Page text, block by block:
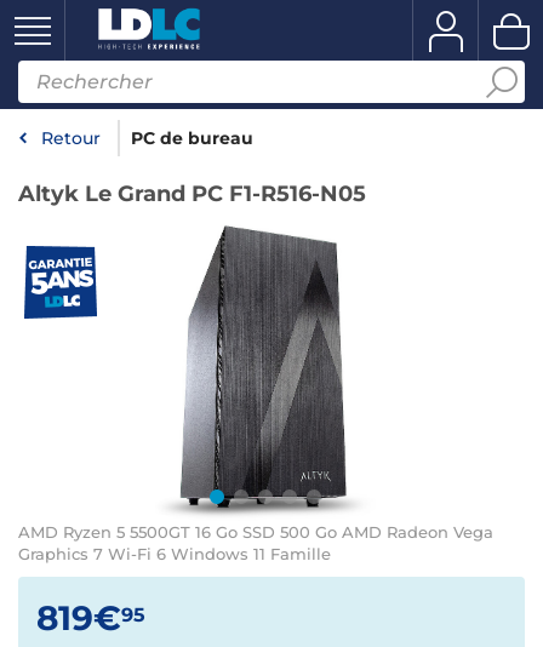
Retour PC de bureau
Altyk Le Grand PC F1-R516-N05
AMD Ryzen 5 5500GT 16 Go SSD 500 Go AMD Radeon Vega
Graphics 7 Wi-Fi 6 Windows 11 Famille
819€95